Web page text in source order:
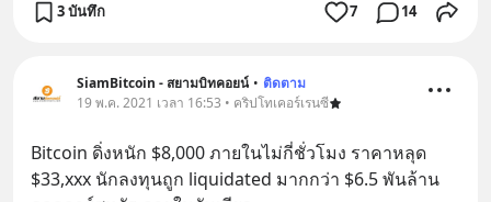
3 บันทึก 7 14
SiamBitcoin - สยามบิทคอยน์ • ติดตาม
19 พ.ค. 2021 เวลา 16:53 • คริปโทเคอร์เรนซี
Bitcoin ดิ่งหนัก $8,000 ภายในไม่กี่ชั่วโมง ราคาหลุด
$33,xxx นักลงทุนถูก liquidated มากกว่า $6.5 พันล้าน